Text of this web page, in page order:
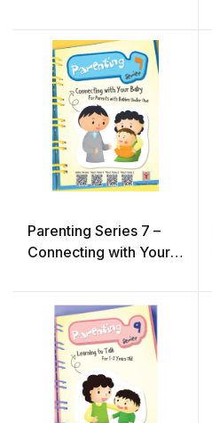
Sleep Patterns
Parenting Series 7 –
Connecting with Your
Babies Under One